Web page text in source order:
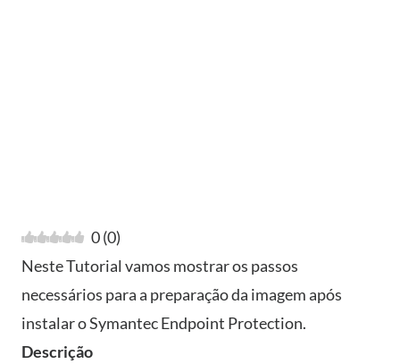
0(0)
Neste Tutorial vamos mostrar os passos
necessários para a preparação da imagem após
instalar o Symantec Endpoint Protection.
Descrição